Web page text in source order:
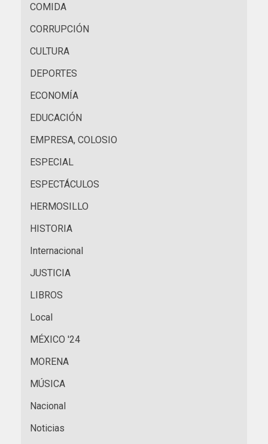
COMIDA
CORRUPCIÓN
CULTURA
DEPORTES
ECONOMÍA
EDUCACIÓN
EMPRESA, COLOSIO
ESPECIAL
ESPECTÁCULOS
HERMOSILLO
HISTORIA
Internacional
JUSTICIA
LIBROS
Local
MÉXICO '24
MORENA
MÚSICA
Nacional
Noticias